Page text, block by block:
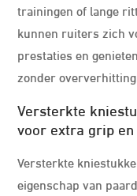
trainingen of lange
kunnen ruiters zich
prestaties en
zonder oververhitting
Versterkte
voor extra grip en
Versterkte
eigenschap van